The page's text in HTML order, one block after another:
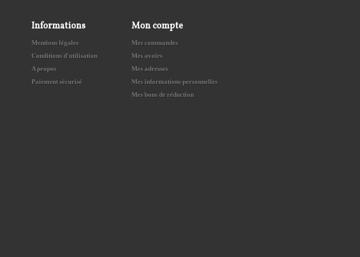
Informations
Mentions légales
Conditions d'utilisation
A propos
Paiement sécurisé
Mon compte
Mes commandes
Mes avoirs
Mes adresses
Mes informations personnelles
Mes bons de réduction